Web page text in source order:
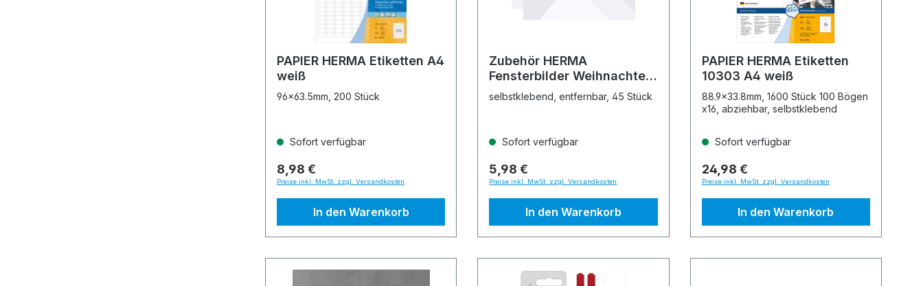
PAPIER HERMA Etiketten A4
weiß
96x63.5mm, 200 Stück
Sofort verfügbar
8,98 €
Preise inkl. MwSt. zzgl. Versandkosten
In den Warenkorb
Zubehör HERMA
Fensterbilder Weihnachten
Sterne silber
selbstklebend, entfernbar, 45 Stück
Sofort verfügbar
5,98 €
Preise inkl. MwSt. zzgl. Versandkosten
In den Warenkorb
PAPIER HERMA Etiketten
10303 A4 weiß
88.9x33.8mm, 1600 Stück 100 Bögen
x16, abziehbar, selbstklebend
Sofort verfügbar
24,98 €
Preise inkl. MwSt. zzgl. Versandkosten
In den Warenkorb